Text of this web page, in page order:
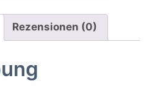
Rezensionen (0)